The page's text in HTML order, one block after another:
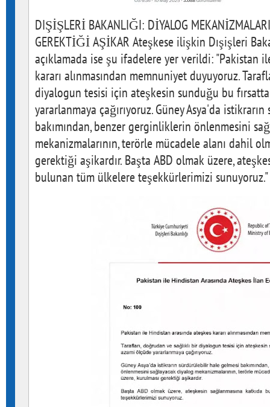
DIŞİŞLERİ BAKANLIĞI: DİYALOG
GEREKTİĞİ AŞİKAR Ateşkese ilişkin Dışişleri
açıklamada ise şu ifadelere yer verildi: "Pakistan
kararı alınmasından memnuniyet duyuyoruz.
diyalogun tesisi için ateşkesin sunduğu bu
yararlanmaya çağırıyoruz. Güney Asya'da
bakımından, benzer gerginliklerin önlenmesini
mekanizmalarının, terörle mücadele alanı dahil
gerektiği aşikardır. Başta ABD olmak üzere,
bulunan tüm ülkelere teşekkürlerimizi sunuyoruz."